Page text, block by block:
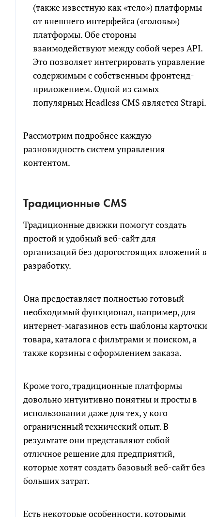
(также известную как «тело») платформы
от внешнего интерфейса («головы»)
платформы. Обе стороны
взаимодействуют между собой через API.
Это позволяет интегрировать управление
содержимым с собственным фронтенд-
приложением. Одной из самых
популярных Headless CMS является Strapi.
Рассмотрим подробнее каждую
разновидность систем управления
контентом.
Традиционные CMS
Традиционные движки помогут создать
простой и удобный веб-сайт для
организаций без дорогостоящих вложений в
разработку.
Она предоставляет полностью готовый
необходимый функционал, например, для
интернет-магазинов есть шаблоны карточки
товара, каталога с фильтрами и поиском, а
также корзины с оформлением заказа.
Кроме того, традиционные платформы
довольно интуитивно понятны и просты в
использовании даже для тех, у кого
ограниченный технический опыт. В
результате они представляют собой
отличное решение для предприятий,
которые хотят создать базовый веб-сайт без
больших затрат.
Есть некоторые особенности, которыми